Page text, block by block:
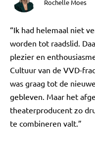
Rochelle Moes
“Ik had helemaal niet
worden tot raadslid.
plezier en
Cultuur van de VVD-
was graag tot de
gebleven. Maar het
theaterproducent zo
te combineren valt.”